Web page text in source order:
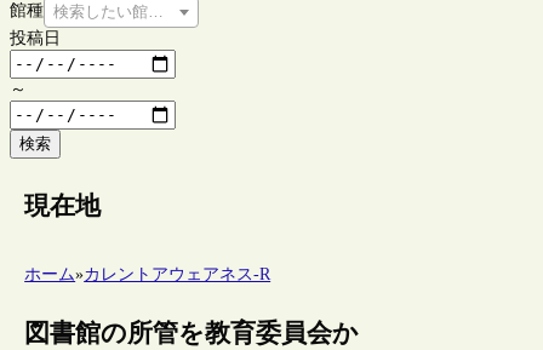
館種 検索したい館種を選択してください
投稿日
～
検索
現在地
ホーム»カレントアウェアネス-R
図書館の所管を教育委員会か